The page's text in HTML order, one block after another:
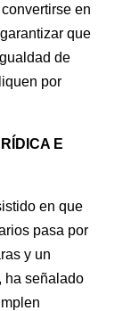
en
que
de
por
E
en que
pasa por
y un
ha señalado